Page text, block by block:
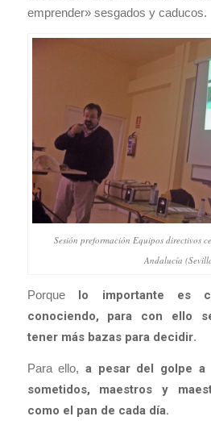
emprender» sesgados y caducos.
Sesión preformación Equipos directivos
Andalucía
Porque
lo importante es
conociendo, para con ello
tener más bazas para decidir.
Para ello,a pesar del golpe a
sometidos, maestros y
como el pan de cada día.